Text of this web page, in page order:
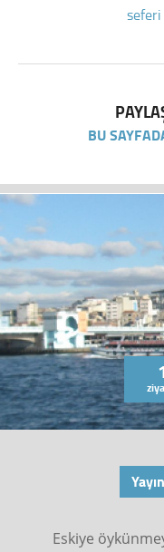
BU
Eskiye